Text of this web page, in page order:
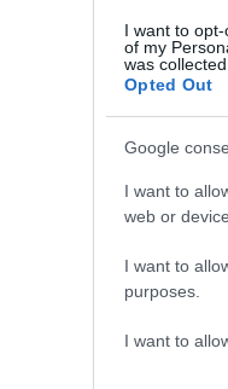
I want to
of my
was collected.
Opted Out
Google
I want to
web or
I want to
purposes.
I want to